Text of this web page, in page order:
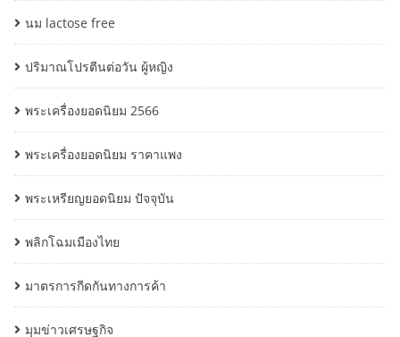
นม lactose free
ปริมาณโปรตีนต่อวัน ผู้หญิง
พระเครื่องยอดนิยม 2566
พระเครื่องยอดนิยม ราคาแพง
พระเหรียญยอดนิยม ปัจจุบัน
พลิกโฉมเมืองไทย
มาตรการกีดกันทางการค้า
มุมข่าวเศรษฐกิจ